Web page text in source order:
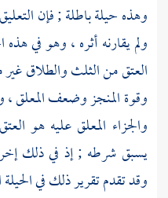
وهذه حيلة باطلة ; فإن
ولم يقارنه أثره ، وهو في
العتق من الثلث والطلاق غير
وقوة المنجز وضعف المعلق
والجزاء المعلق عليه هو
يسبق شرطه ; إذ في ذلك
وقد تقدم تقرير ذلك في الحيلة